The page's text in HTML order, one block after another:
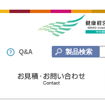
Q&A 製品検索